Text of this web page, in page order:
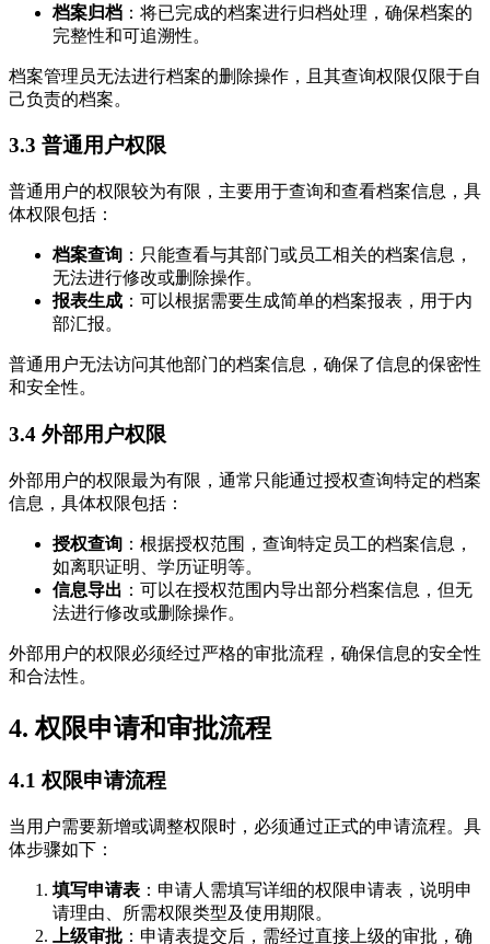
档案归档 ：将已完成的档案进行归档处理，确保档案的
完整性和可追溯性。
档案管理员无法进行档案的删除操作，且其查询权限仅限于自
己负责的档案。
3.3 普通用户权限
普通用户的权限较为有限，主要用于查询和查看档案信息，具
体权限包括：
档案查询 ：只能查看与其部门或员工相关的档案信息，
无法进行修改或删除操作。
报表生成 ：可以根据需要生成简单的档案报表，用于内
部汇报。
普通用户无法访问其他部门的档案信息，确保了信息的保密性
和安全性。
3.4 外部用户权限
外部用户的权限最为有限，通常只能通过授权查询特定的档案
信息，具体权限包括：
授权查询 ：根据授权范围，查询特定员工的档案信息，
如离职证明、学历证明等。
信息导出 ：可以在授权范围内导出部分档案信息，但无
法进行修改或删除操作。
外部用户的权限必须经过严格的审批流程，确保信息的安全性
和合法性。
4. 权限申请和审批流程
4.1 权限申请流程
当用户需要新增或调整权限时，必须通过正式的申请流程。具
体步骤如下：
填写申请表 ：申请人需填写详细的权限申请表，说明申
请理由、所需权限类型及使用期限。
上级审批 ：申请表提交后，需经过直接上级的审批，确